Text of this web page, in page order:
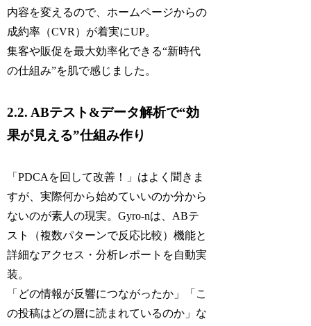
内容を変えるので、ホームページからの
成約率（CVR）が着実にUP。
集客や販促を最大効率化できる“新時代
の仕組み”を肌で感じました。
2.2. ABテスト&データ解析で“効
果が見える”仕組み作り
「PDCAを回して改善！」はよく聞きま
すが、実際何から始めていいのか分から
ないのが素人の現実。Gyro-nは、ABテ
スト（複数パターンで反応比較）機能と
詳細なアクセス・分析レポートを自動実
装。
「どの情報が反響につながったか」「こ
の投稿はどの層に読まれているのか」な